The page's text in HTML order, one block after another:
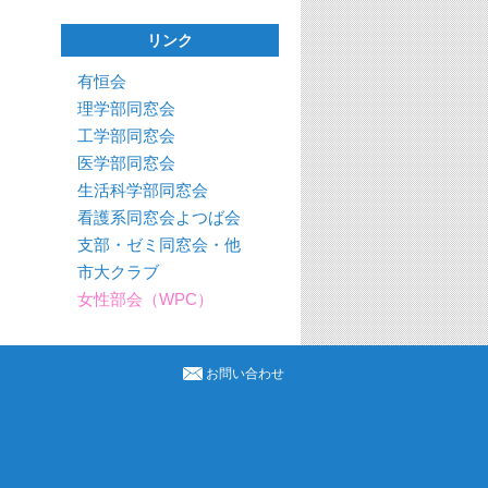
リンク
有恒会
理学部同窓会
工学部同窓会
医学部同窓会
生活科学部同窓会
看護系同窓会よつば会
支部・ゼミ同窓会・他
市大クラブ
女性部会（WPC）
お問い合わせ